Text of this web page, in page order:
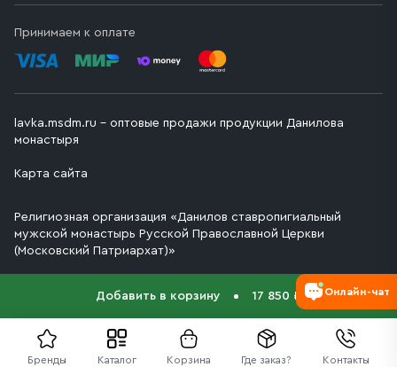
Бренды Каталог Корзина Где заказ? Контакты
Добавить в корзину 17 850 ₽
Принимаем к оплате
lavka.msdm.ru – оптовые продажи продукции Данилова
монастыря
Карта сайта
Религиозная организация «Данилов ставропигиальный
мужской монастырь Русской Православной Церкви
(Московский Патриархат)»
Онлайн-чат